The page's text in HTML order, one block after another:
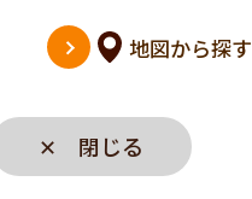
地図から探す
✕ 閉じる